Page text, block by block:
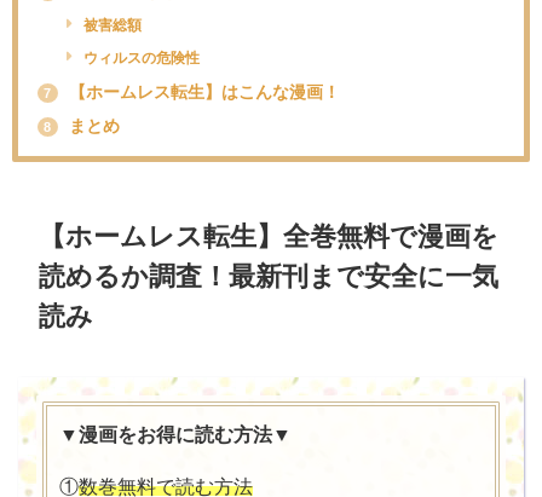
被害総額
ウィルスの危険性
7 【ホームレス転生】はこんな漫画！
8 まとめ
【ホームレス転生 】全巻無料で漫画を
読めるか調査！最新刊まで安全に一気
読み
▼漫画をお得に読む方法▼
①数巻無料で読む方法